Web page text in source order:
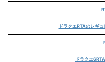
ドラクエRTAのレギ
ドラクエ